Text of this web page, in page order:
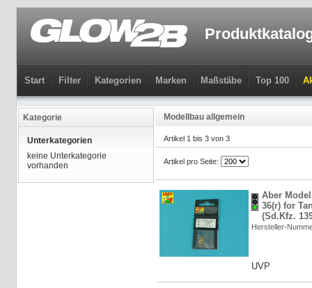
Start Filter Kategorien Marken Maßstäbe Top 100
Kategorie
Unterkategorien
keine Unterkategorie
vorhanden
Modellbau allgemein
Artikel 1 bis 3 von 3
Artikel pro Seite:
Aber
36(r) for
(Sd.Kfz.
Hersteller-
UVP